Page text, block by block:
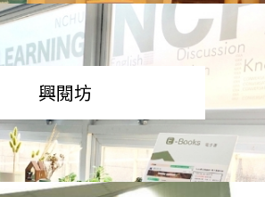
興閱坊